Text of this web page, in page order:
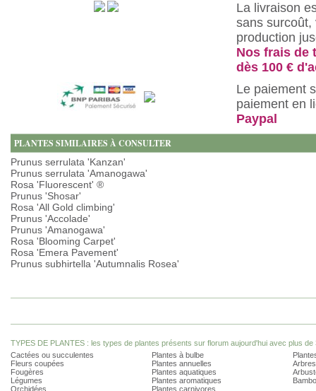
La livraison
sans surcoût,
production
Nos frais de
dès 100 €
Le paiement
paiement en
Paypal
PLANTES SIMILAIRES À CONSULTER
Prunus serrulata 'Kanzan'
Prunus serrulata 'Amanogawa'
Rosa 'Fluorescent' ®
Prunus 'Shosar'
Rosa 'All Gold climbing'
Prunus 'Accolade'
Prunus 'Amanogawa'
Rosa 'Blooming Carpet'
Rosa 'Emera Pavement'
Prunus subhirtella 'Autumnalis Rosea'
TYPES DE PLANTES : les types de plantes présents sur florum aujourd'hui avec plus de
Cactées ou succulentes
Fleurs coupées
Fougères
Légumes
Orchidées
Plantes à bulbe
Plantes annuelles
Plantes aquatiques
Plantes aromatiques
Plantes carnivores